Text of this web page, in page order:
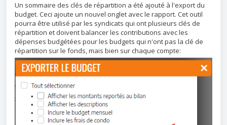
Un sommaire des clés de répartition a été ajouté à l'export du
budget. Ceci ajoute un nouvel onglet avec le rapport. Cet outil
pourra être utilisé par les syndicats qui ont plusieurs clés de
répartition et doivent balancer les contributions avec les
dépenses budgétées pour les budgets qui n'ont pas la clé de
répartition sur le fonds, mais bien sur chaque compte: